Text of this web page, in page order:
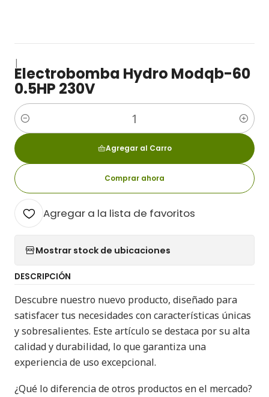
|
Electrobomba Hydro Modqb-60
0.5HP 230V
Cantidad
Agregar al Carro
Comprar ahora
Agregar a la lista de favoritos
Mostrar stock de ubicaciones
DESCRIPCIÓN
Descubre nuestro nuevo producto, diseñado para
satisfacer tus necesidades con características únicas
y sobresalientes. Este artículo se destaca por su alta
calidad y durabilidad, lo que garantiza una
experiencia de uso excepcional.
¿Qué lo diferencia de otros productos en el mercado?